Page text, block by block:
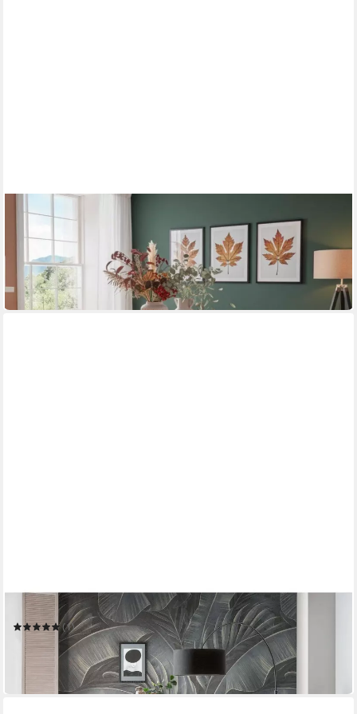
Esszimmer-Set Baumkantentisch Catania und 4er Set
Diningsessel San Carlo hellbraun
799,00 € UVP 835,00 €
-4%
in 8-10 Werktagen bei dir
Esszimmer-Set Baumkantentisch Catania und 6er Set
Diningsessel San Carlo dunkelgrau
(1)
1.049,00 € UVP1.103,00 €
-5%
in 8-10 Werktagen bei dir